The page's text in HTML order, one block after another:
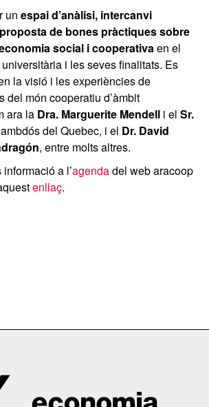
un espai d’anàlisi, intercanvi
de bones pràctiques sobre
social i cooperativaen el
universitària i les seves finalitats. Es
la visió i les experiències de
del món cooperatiu d’àmbit
ara la Dra. Marguerite Mendell i el Sr.
del Quebec, i el Dr. David
, entre molts altres.
a l’agendadel web aracoop
enllaç.